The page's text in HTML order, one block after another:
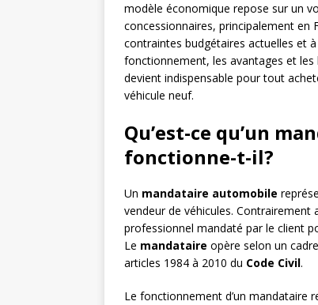
modèle économique repose sur un
concessionnaires, principalement en
contraintes budgétaires actuelles et
fonctionnement, les avantages et
devient indispensable pour tout
véhicule neuf.
Qu’est-ce qu’un
fonctionne-t-il?
Un mandataire automobile
vendeur de véhicules. Contrairement
professionnel mandaté par le client
Le mandataire opère selon un
articles 1984 à 2010 du Code Civil.
Le fonctionnement d’un mandataire